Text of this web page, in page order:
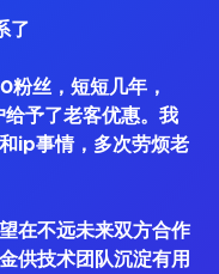
了
丝，短短几年，
予了老客优惠。我
ip事情，多次劳烦老
在不远未来双方合作
供技术团队沉淀有用